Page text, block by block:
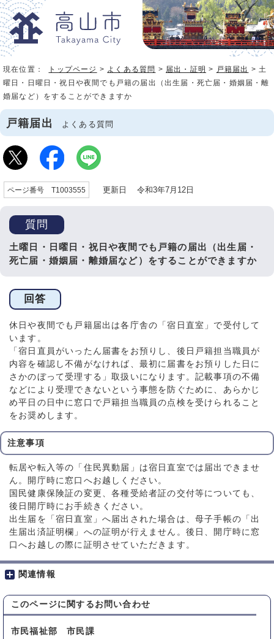
現在位置： トップページ > よくある質問 > 届出・証明 > 戸籍届出 > 土
曜日・日曜日・祝日や夜間でも戸籍の届出（出生届・死亡届・婚姻届・離
婚届など）をすることができますか
戸籍届出 よくある質問
ページ番号 T1003555 更新日 令和3年7月12日
質問
土曜日・日曜日・祝日や夜間でも戸籍の届出（出生届・
死亡届・婚姻届・離婚届など）をすることができますか
回答
休日や夜間でも戸籍届出は各庁舎の「宿日直室」で受付して
います。
「宿日直員がいったん届書をお預りし、後日戸籍担当職員が
内容を確認し不備がなければ、最初に届書をお預りした日に
さかのぼって受理する」取扱いになります。記載事項の不備
などにより受理できないという事態を防ぐために、あらかじ
め平日の日中に窓口で戸籍担当職員の点検を受けられること
をお奨めします。
注意事項
転居や転入等の「住民異動届」は宿日直室では届出できませ
ん。開庁時に窓口へお越しください。
国民健康保険証の変更、各種受給者証の交付等についても、
後日開庁時にお手続きください。
出生届を「宿日直室」へ届出された場合は、母子手帳の「出
生届出済証明欄」への証明が行えません。後日、開庁時に窓
口へお越しの際に証明させていただきます。
関連情報
このページに関する お問い合わせ
市民福祉部 市民課